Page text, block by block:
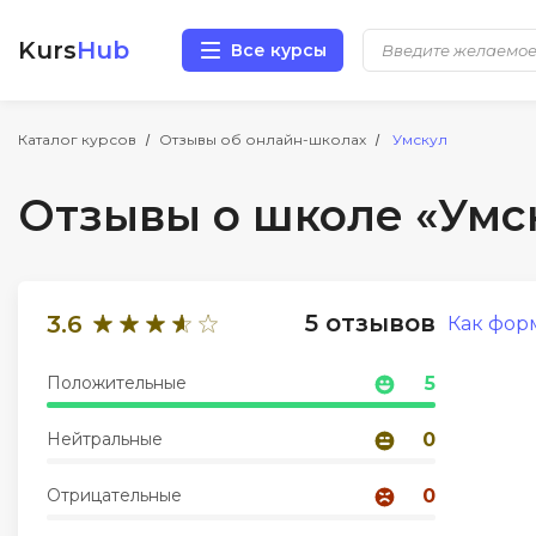
KursHub Все курсы
Каталог курсов Отзывы об онлайн-школах Умскул
Отзывы о школе
3.6 5 отзывов
Положительные 5
Нейтральные 0
Отрицательные 0
Как
Разработка
Маркетинг
Аналитика
Менеджмент
Иностранные языки